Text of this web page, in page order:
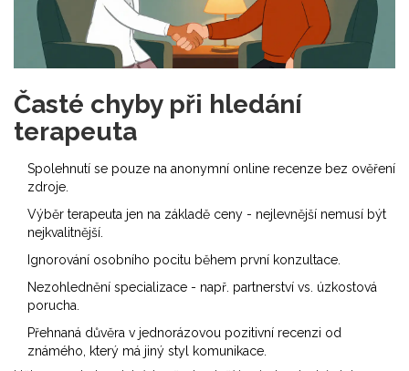
Časté chyby při hledání
terapeuta
Spolehnutí se pouze na anonymní online recenze bez ověření
zdroje.
Výběr terapeuta jen na základě ceny - nejlevnější nemusí být
nejkvalitnější.
Ignorování osobního pocitu během první konzultace.
Nezohlednění specializace - např. partnerství vs. úzkostová
porucha.
Přehnaná důvěra v jednorázovou pozitivní recenzi od
známého, který má jiný styl komunikace.